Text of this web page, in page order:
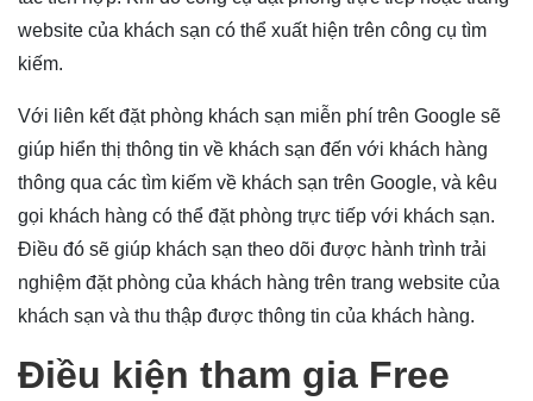
website của khách sạn có thể xuất hiện trên công cụ tìm
kiếm.
Với liên kết đặt phòng khách sạn miễn phí trên Google sẽ
giúp hiển thị thông tin về khách sạn đến với khách hàng
thông qua các tìm kiếm về khách sạn trên Google, và kêu
gọi khách hàng có thể đặt phòng trực tiếp với khách sạn.
Điều đó sẽ giúp khách sạn theo dõi được hành trình trải
nghiệm đặt phòng của khách hàng trên trang website của
khách sạn và thu thập được thông tin của khách hàng.
Điều kiện tham gia Free